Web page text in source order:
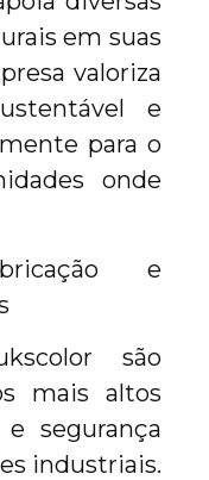
em suas
valoriza
e
para o
onde
e
são
mais altos
segurança
industriais.